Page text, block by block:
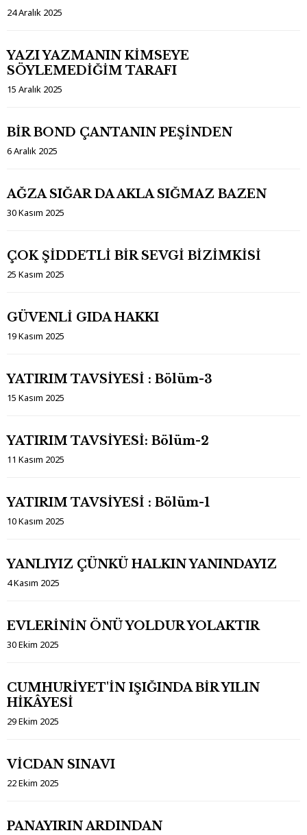
24 Aralık 2025
YAZI YAZMANIN KİMSEYE
SÖYLEMEDİĞİM TARAFI
15 Aralık 2025
BİR BOND ÇANTANIN PEŞİNDEN
6 Aralık 2025
AĞZA SIĞAR DA AKLA SIĞMAZ BAZEN
30 Kasım 2025
ÇOK ŞİDDETLİ BİR SEVGİ BİZİMKİSİ
25 Kasım 2025
GÜVENLİ GIDA HAKKI
19 Kasım 2025
YATIRIM TAVSİYESİ : Bölüm-3
15 Kasım 2025
YATIRIM TAVSİYESİ: Bölüm-2
11 Kasım 2025
YATIRIM TAVSİYESİ : Bölüm-1
10 Kasım 2025
YANLIYIZ ÇÜNKÜ HALKIN YANINDAYIZ
4 Kasım 2025
EVLERİNİN ÖNÜ YOLDUR YOLAKTIR
30 Ekim 2025
CUMHURİYET'İN IŞIĞINDA BİR YILIN
HİKÂYESİ
29 Ekim 2025
VİCDAN SINAVI
22 Ekim 2025
PANAYIRIN ARDINDAN